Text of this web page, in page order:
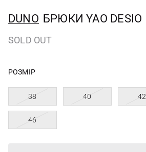
DUNO БРЮКИ YAO DESIO
SOLD OUT
РОЗМІР
38 40 42
46